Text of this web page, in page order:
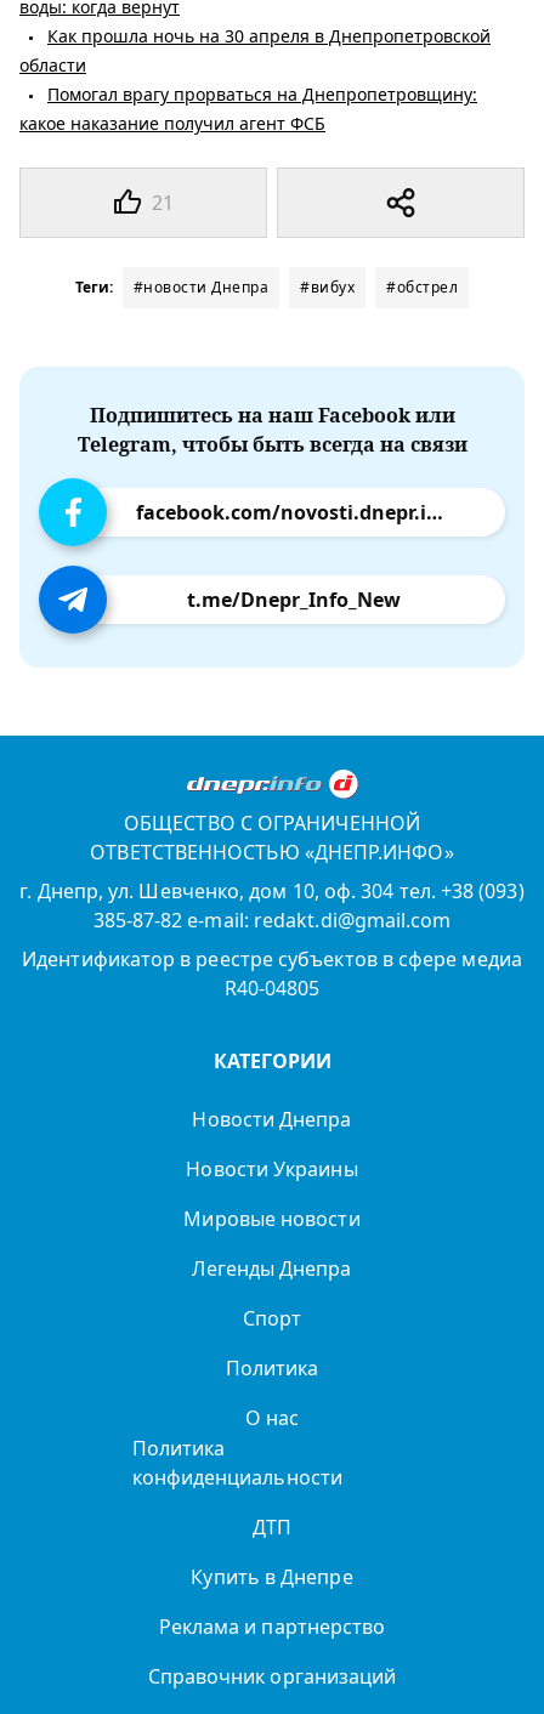
21
воды: когда вернут
Как прошла ночь на 30 апреля в Днепропетровской
области
Помогал врагу прорваться на Днепропетровщину:
какое наказание получил агент ФСБ
Теги: #новости Днепра #вибух #обстрел
Подпишитесь на наш Facebook или
Telegram, чтобы быть всегда на связи
facebook.com/novosti.dnepr.info
t.me/Dnepr_Info_New
ОБЩЕСТВО С ОГРАНИЧЕННОЙ
ОТВЕТСТВЕННОСТЬЮ «ДНЕПР.ИНФО»
г. Днепр, ул. Шевченко, дом 10, оф. 304 тел. +38 (093)
385-87-82 e-mail: redakt.di@gmail.com
Идентификатор в реестре субъектов в сфере медиа
R40-04805
КАТЕГОРИИ
Новости Днепра
Новости Украины
Мировые новости
Легенды Днепра
Спорт
Политика
О нас
Политика
конфиденциальности
ДТП
Купить в Днепре
Реклама и партнерство
Справочник организаций